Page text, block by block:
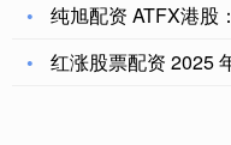
纯旭配资 ATFX港股
红涨股票配资 2025 年